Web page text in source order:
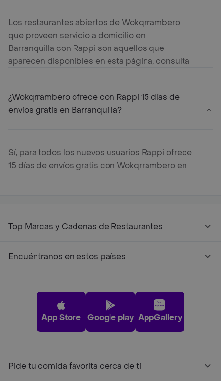
Los restaurantes abiertos de Wokqrrambero
que proveen servicio a domicilio en
Barranquilla con Rappi son aquellos que
aparecen disponibles en esta página, consulta
¿Wokqrrambero ofrece con Rappi 15 días de
envíos gratis en Barranquilla?
Sí, para todos los nuevos usuarios Rappi ofrece
15 días de envíos gratis con Wokqrrambero en
Top Marcas y Cadenas de Restaurantes
Encuéntranos en estos países
App Store Google play AppGallery
Pide tu comida favorita cerca de ti